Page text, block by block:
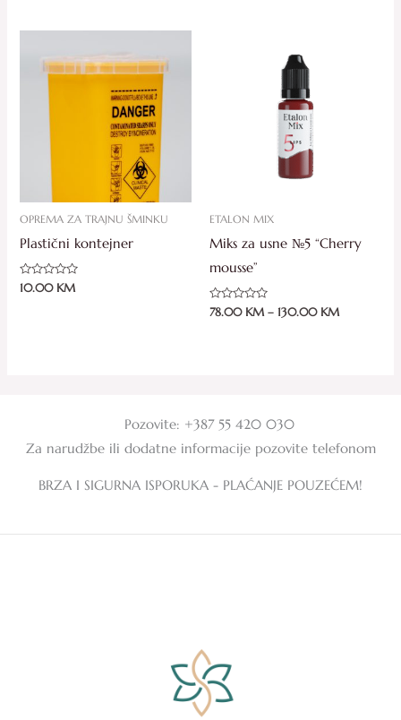
OPREMA ZA TRAJNU ŠMINKU
Plastični kontejner
Ocjenjeno
0
10.00 KM
ETALON MIX
Miks za usne №5 “Cherry
mousse”
Ocjenjeno
0
78.00 KM – 130.00 KM
Pozovite: +387 55 420 030
Za narudžbe ili dodatne informacije pozovite telefonom
BRZA I SIGURNA ISPORUKA - PLAĆANJE POUZEĆEM!